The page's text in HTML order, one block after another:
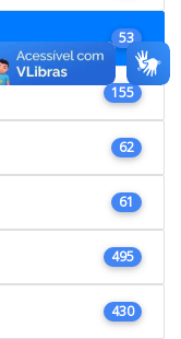
53
155
62
61
495
430